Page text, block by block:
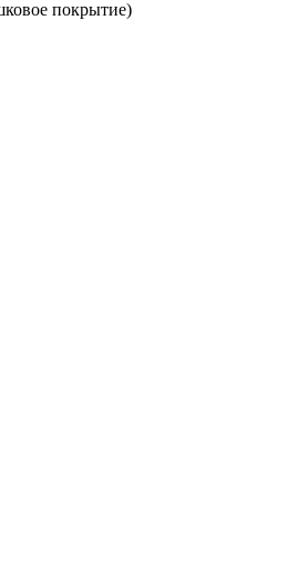
покрытие)